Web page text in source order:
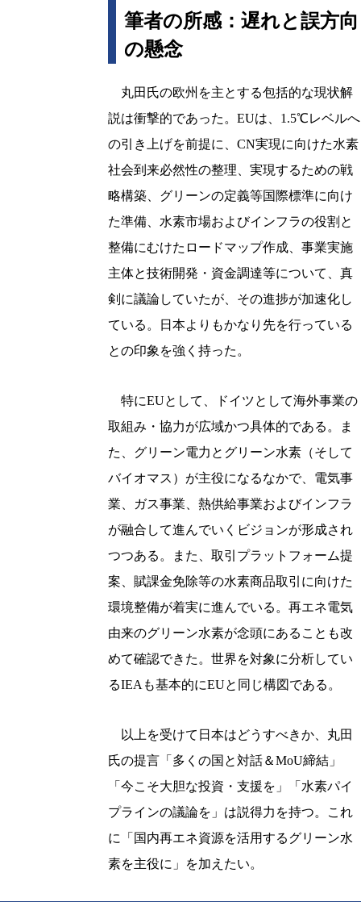
筆者の所感：遅れと誤方向
の懸念
丸田氏の欧州を主とする包括的な現状解
説は衝撃的であった。EUは、1.5℃レベルへ
の引き上げを前提に、CN実現に向けた水素
社会到来必然性の整理、実現するための戦
略構築、グリーンの定義等国際標準に向け
た準備、水素市場およびインフラの役割と
整備にむけたロードマップ作成、事業実施
主体と技術開発・資金調達等について、真
剣に議論していたが、その進捗が加速化し
ている。日本よりもかなり先を行っている
との印象を強く持った。
特にEUとして、ドイツとして海外事業の
取組み・協力が広域かつ具体的である。ま
た、グリーン電力とグリーン水素（そして
バイオマス）が主役になるなかで、電気事
業、ガス事業、熱供給事業およびインフラ
が融合して進んでいくビジョンが形成され
つつある。また、取引プラットフォーム提
案、賦課金免除等の水素商品取引に向けた
環境整備が着実に進んでいる。再エネ電気
由来のグリーン水素が念頭にあることも改
めて確認できた。世界を対象に分析してい
るIEAも基本的にEUと同じ構図である。
以上を受けて日本はどうすべきか、丸田
氏の提言「多くの国と対話＆MoU締結」
「今こそ大胆な投資・支援を」「水素パイ
プラインの議論を」は説得力を持つ。これ
に「国内再エネ資源を活用するグリーン水
素を主役に」を加えたい。